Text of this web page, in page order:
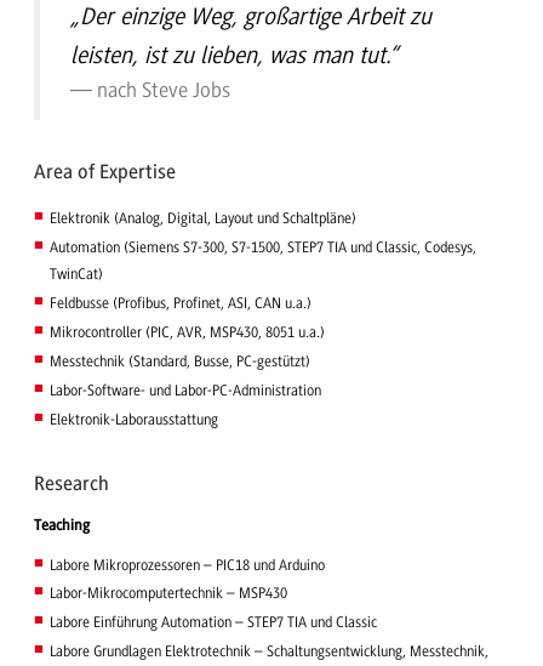
„Der einzige Weg, großartige Arbeit zu
leisten, ist zu lieben, was man tut.“
nach Steve Jobs
Area of Expertise
Elektronik (Analog, Digital, Layout und Schaltpläne)
Automation (Siemens S7-300, S7-1500, STEP7 TIA und Classic, Codesys,
TwinCat)
Feldbusse (Profibus, Profinet, ASI, CAN u.a.)
Mikrocontroller (PIC, AVR, MSP430, 8051 u.a.)
Messtechnik (Standard, Busse, PC-gestützt)
Labor-Software- und Labor-PC-Administration
Elektronik-Laborausstattung
Research
Teaching
Labore Mikroprozessoren – PIC18 und Arduino
Labor-Mikrocomputertechnik – MSP430
Labore Einführung Automation – STEP7 TIA und Classic
Labore Grundlagen Elektrotechnik – Schaltungsentwicklung, Messtechnik,